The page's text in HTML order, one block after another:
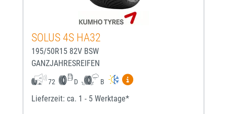
SOLUS 4S HA32
195/50R15 82V BSW
GANZJAHRESREIFEN
72 D B
Mehr Informationen zum
Lieferzeit: ca. 1 - 5 Werktage*